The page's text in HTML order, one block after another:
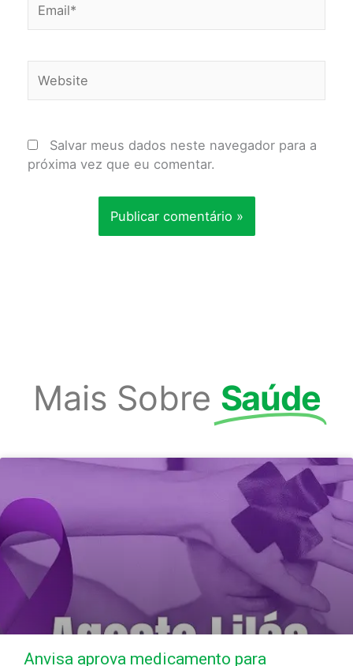
Salvar meus dados neste navegador para a
próxima vez que eu comentar.
Mais Sobre Saúde
Anvisa aprova medicamento para